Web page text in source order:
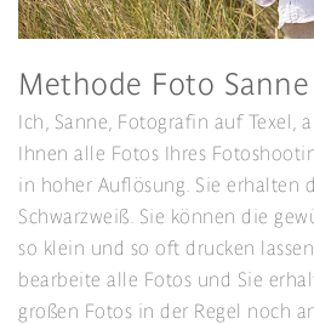
Methode Foto Sanne
Ich, Sanne, Fotografin auf Texel,
Ihnen alle Fotos Ihres
in hoher Auflösung. Sie erhalten
Schwarzweiß. Sie können die
so klein und so oft drucken
bearbeite alle Fotos und Sie
großen Fotos in der Regel noch